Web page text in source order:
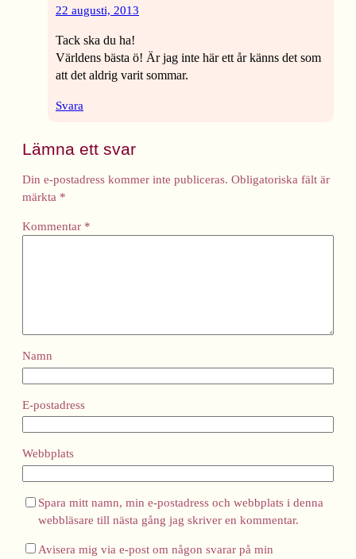
22 augusti, 2013
Tack ska du ha!
Världens bästa ö! Är jag inte här ett år känns det som
att det aldrig varit sommar.
Svara
Lämna ett svar
Din e-postadress kommer inte publiceras. Obligatoriska fält är
märkta *
Kommentar *
Namn
E-postadress
Webbplats
Spara mitt namn, min e-postadress och webbplats i denna
webbläsare till nästa gång jag skriver en kommentar.
Avisera mig via e-post om någon svarar på min